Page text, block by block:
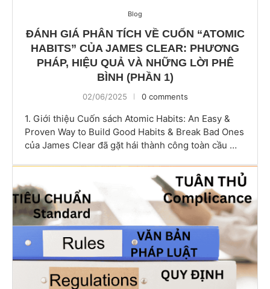
Blog
ĐÁNH GIÁ PHÂN TÍCH VỀ CUỐN “ATOMIC
HABITS” CỦA JAMES CLEAR: PHƯƠNG
PHÁP, HIỆU QUẢ VÀ NHỮNG LỜI PHÊ
BÌNH (PHẦN 1)
02/06/2025 0 comments
1. Giới thiệu Cuốn sách Atomic Habits: An Easy &
Proven Way to Build Good Habits & Break Bad Ones
của James Clear đã gặt hái thành công toàn cầu …